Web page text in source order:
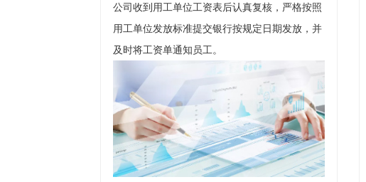
公司收到用工单位工资表后认真复核，严格按照
用工单位发放标准提交银行按规定日期发放，并
及时将工资单通知员工。